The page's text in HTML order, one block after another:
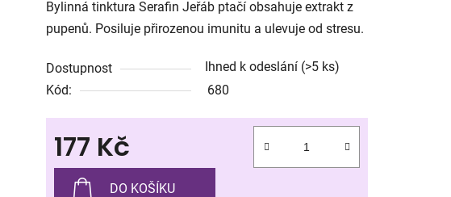
je
0,0
5
hvězdiček.
Bylinná tinktura Serafin Jeřáb ptačí obsahuje extrakt z
pupenů. Posiluje přirozenou imunitu a ulevuje od stresu.
Dostupnost Ihned k odeslání (>5 ks)
Kód:
680
177 Kč
Měrná cena:
DO KOŠÍKU